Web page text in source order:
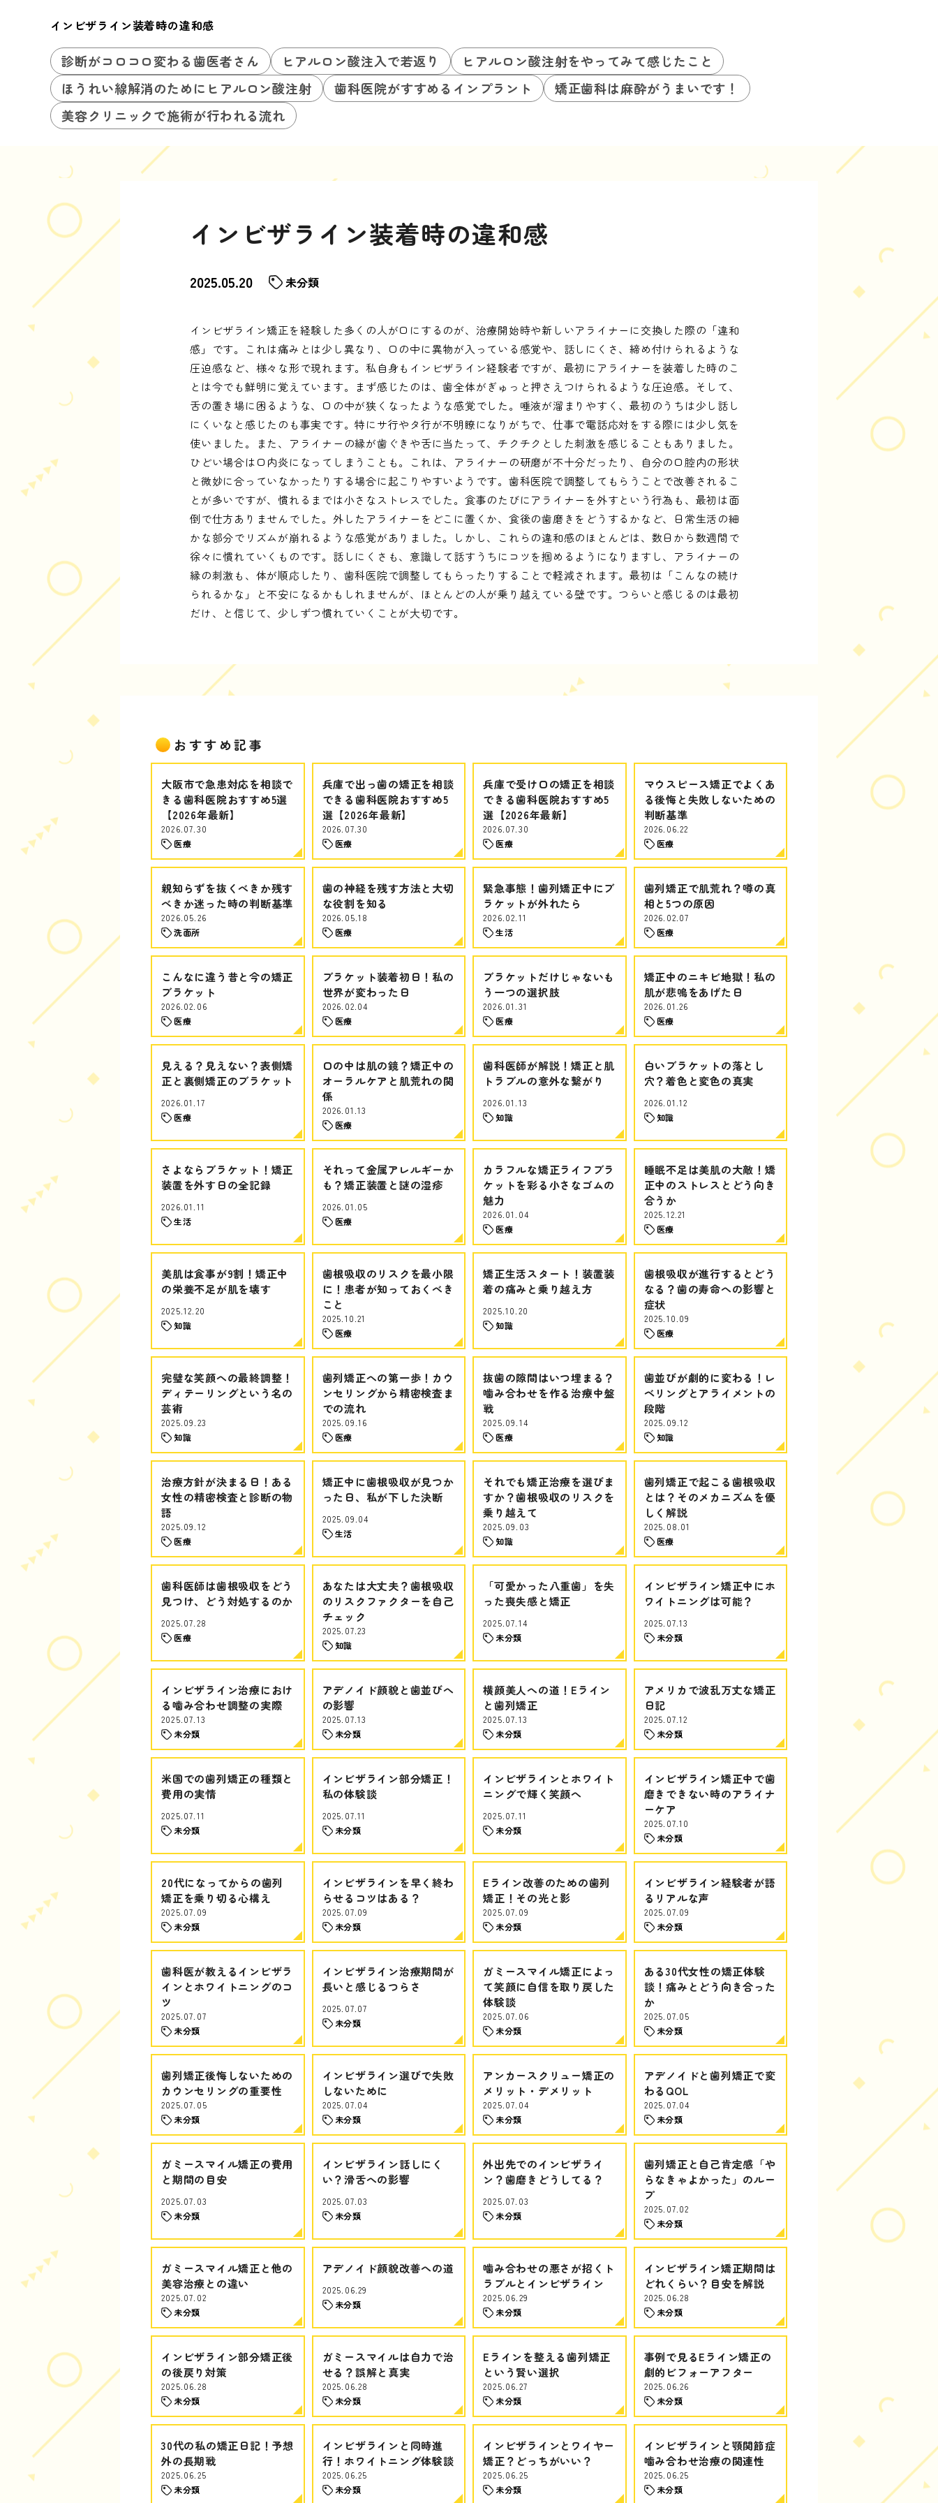
インビザライン装着時の違和感
診断がコロコロ変わる歯医者さん ヒアルロン酸注入で若返り
ヒアルロン酸注射をやってみて感じたこと
ほうれい線解消のためにヒアルロン酸注射
歯科医院がすすめるインプラント
矯正歯科は麻酔がうまいです！
美容クリニックで施術が行われる流れ
インビザライン装着時の違和感
2025.05.20 未分類
インビザライン矯正を経験した多くの人が口にするのが、治療開始時や新しいアライナーに交換した際の「違和
感」です。これは痛みとは少し異なり、口の中に異物が入っている感覚や、話しにくさ、締め付けられるような
圧迫感など、様々な形で現れます。私自身もインビザライン経験者ですが、最初にアライナーを装着した時のこ
とは今でも鮮明に覚えています。まず感じたのは、歯全体がぎゅっと押さえつけられるような圧迫感。そして、
舌の置き場に困るような、口の中が狭くなったような感覚でした。唾液が溜まりやすく、最初のうちは少し話し
にくいなと感じたのも事実です。特にサ行やタ行が不明瞭になりがちで、仕事で電話応対をする際には少し気を
使いました。また、アライナーの縁が歯ぐきや舌に当たって、チクチクとした刺激を感じることもありました。
ひどい場合は口内炎になってしまうことも。これは、アライナーの研磨が不十分だったり、自分の口腔内の形状
と微妙に合っていなかったりする場合に起こりやすいようです。歯科医院で調整してもらうことで改善されるこ
とが多いですが、慣れるまでは小さなストレスでした。食事のたびにアライナーを外すという行為も、最初は面
倒で仕方ありませんでした。外したアライナーをどこに置くか、食後の歯磨きをどうするかなど、日常生活の細
かな部分でリズムが崩れるような感覚がありました。しかし、これらの違和感のほとんどは、数日から数週間で
徐々に慣れていくものです。話しにくさも、意識して話すうちにコツを掴めるようになりますし、アライナーの
縁の刺激も、体が順応したり、歯科医院で調整してもらったりすることで軽減されます。最初は「こんなの続け
られるかな」と不安になるかもしれませんが、ほとんどの人が乗り越えている壁です。つらいと感じるのは最初
だけ、と信じて、少しずつ慣れていくことが大切です。
おすすめ記事
大阪市で急患対応を相談で
きる歯科医院おすすめ5選
【2026年最新】
2026.07.30
医療
兵庫で出っ歯の矯正を相談
できる歯科医院おすすめ5
選【2026年最新】
2026.07.30
医療
兵庫で受け口の矯正を相談
できる歯科医院おすすめ5
選【2026年最新】
2026.07.30
医療
マウスピース矯正でよくあ
る後悔と失敗しないための
判断基準
2026.06.22
医療
親知らずを抜くべきか残す
べきか迷った時の判断基準
2026.05.26
洗面所
歯の神経を残す方法と大切
な役割を知る
2026.05.18
医療
緊急事態！歯列矯正中にブ
ラケットが外れたら
2026.02.11
生活
歯列矯正で肌荒れ？噂の真
相と5つの原因
2026.02.07
医療
こんなに違う昔と今の矯正
ブラケット
2026.02.06
医療
ブラケット装着初日！私の
世界が変わった日
2026.02.04
医療
ブラケットだけじゃないも
う一つの選択肢
2026.01.31
医療
矯正中のニキビ地獄！私の
肌が悲鳴をあげた日
2026.01.26
医療
見える？見えない？表側矯
正と裏側矯正のブラケット
2026.01.17
医療
口の中は肌の鏡？矯正中の
オーラルケアと肌荒れの関
係
2026.01.13
医療
歯科医師が解説！矯正と肌
トラブルの意外な繋がり
2026.01.13
知識
白いブラケットの落とし
穴？着色と変色の真実
2026.01.12
知識
さよならブラケット！矯正
装置を外す日の全記録
2026.01.11
生活
それって金属アレルギーか
も？矯正装置と謎の湿疹
2026.01.05
医療
カラフルな矯正ライフブラ
ケットを彩る小さなゴムの
魅力
2026.01.04
医療
睡眠不足は美肌の大敵！矯
正中のストレスとどう向き
合うか
2025.12.21
医療
美肌は食事が9割！矯正中
の栄養不足が肌を壊す
2025.12.20
知識
歯根吸収のリスクを最小限
に！患者が知っておくべき
こと
2025.10.21
医療
矯正生活スタート！装置装
着の痛みと乗り越え方
2025.10.20
知識
歯根吸収が進行するとどう
なる？歯の寿命への影響と
症状
2025.10.09
医療
完璧な笑顔への最終調整！
ディテーリングという名の
芸術
2025.09.23
知識
歯列矯正への第一歩！カウ
ンセリングから精密検査ま
での流れ
2025.09.16
医療
抜歯の隙間はいつ埋まる？
噛み合わせを作る治療中盤
戦
2025.09.14
医療
歯並びが劇的に変わる！レ
ベリングとアライメントの
段階
2025.09.12
知識
治療方針が決まる日！ある
女性の精密検査と診断の物
語
2025.09.12
医療
矯正中に歯根吸収が見つか
った日、私が下した決断
2025.09.04
生活
それでも矯正治療を選びま
すか？歯根吸収のリスクを
乗り越えて
2025.09.03
知識
歯列矯正で起こる歯根吸収
とは？そのメカニズムを優
しく解説
2025.08.01
医療
歯科医師は歯根吸収をどう
見つけ、どう対処するのか
2025.07.28
医療
あなたは大丈夫？歯根吸収
のリスクファクターを自己
チェック
2025.07.23
知識
「可愛かった八重歯」を失
った喪失感と矯正
2025.07.14
未分類
インビザライン矯正中にホ
ワイトニングは可能？
2025.07.13
未分類
インビザライン治療におけ
る噛み合わせ調整の実際
2025.07.13
未分類
アデノイド顔貌と歯並びへ
の影響
2025.07.13
未分類
横顔美人への道！Eライン
と歯列矯正
2025.07.13
未分類
アメリカで波乱万丈な矯正
日記
2025.07.12
未分類
米国での歯列矯正の種類と
費用の実情
2025.07.11
未分類
インビザライン部分矯正！
私の体験談
2025.07.11
未分類
インビザラインとホワイト
ニングで輝く笑顔へ
2025.07.11
未分類
インビザライン矯正中で歯
磨きできない時のアライナ
ーケア
2025.07.10
未分類
20代になってからの歯列
矯正を乗り切る心構え
2025.07.09
未分類
インビザラインを早く終わ
らせるコツはある？
2025.07.09
未分類
Eライン改善のための歯列
矯正！その光と影
2025.07.09
未分類
インビザライン経験者が語
るリアルな声
2025.07.09
未分類
歯科医が教えるインビザラ
インとホワイトニングのコ
ツ
2025.07.07
未分類
インビザライン治療期間が
長いと感じるつらさ
2025.07.07
未分類
ガミースマイル矯正によっ
て笑顔に自信を取り戻した
体験談
2025.07.06
未分類
ある30代女性の矯正体験
談！痛みとどう向き合った
か
2025.07.05
未分類
歯列矯正後悔しないための
カウンセリングの重要性
2025.07.05
未分類
インビザライン選びで失敗
しないために
2025.07.04
未分類
アンカースクリュー矯正の
メリット・デメリット
2025.07.04
未分類
アデノイドと歯列矯正で変
わるQOL
2025.07.04
未分類
ガミースマイル矯正の費用
と期間の目安
2025.07.03
未分類
インビザライン話しにく
い？滑舌への影響
2025.07.03
未分類
外出先でのインビザライ
ン？歯磨きどうしてる？
2025.07.03
未分類
歯列矯正と自己肯定感「や
らなきゃよかった」のルー
プ
2025.07.02
未分類
ガミースマイル矯正と他の
美容治療との違い
2025.07.02
未分類
アデノイド顔貌改善への道
2025.06.29
未分類
噛み合わせの悪さが招くト
ラブルとインビザライン
2025.06.29
未分類
インビザライン矯正期間は
どれくらい？目安を解説
2025.06.28
未分類
インビザライン部分矯正後
の後戻り対策
2025.06.28
未分類
ガミースマイルは自力で治
せる？誤解と真実
2025.06.28
未分類
Eラインを整える歯列矯正
という賢い選択
2025.06.27
未分類
事例で見るEライン矯正の
劇的ビフォーアフター
2025.06.26
未分類
30代の私の矯正日記！予想
外の長期戦
2025.06.25
未分類
インビザラインと同時進
行！ホワイトニング体験談
2025.06.25
未分類
インビザラインとワイヤー
矯正？どっちがいい？
2025.06.25
未分類
インビザラインと顎関節症
噛み合わせ治療の関連性
2025.06.25
未分類